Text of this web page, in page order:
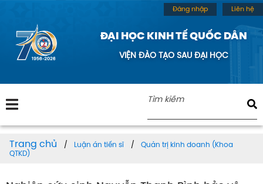
ĐẠI HỌC KINH TẾ QUỐC DÂN
VIỆN ĐÀO TẠO SAU ĐẠI HỌC
Đăng nhập Liên hệ
Trang chủ Luận án tiến sĩ
Quản trị kinh doanh (Khoa
QTKD)